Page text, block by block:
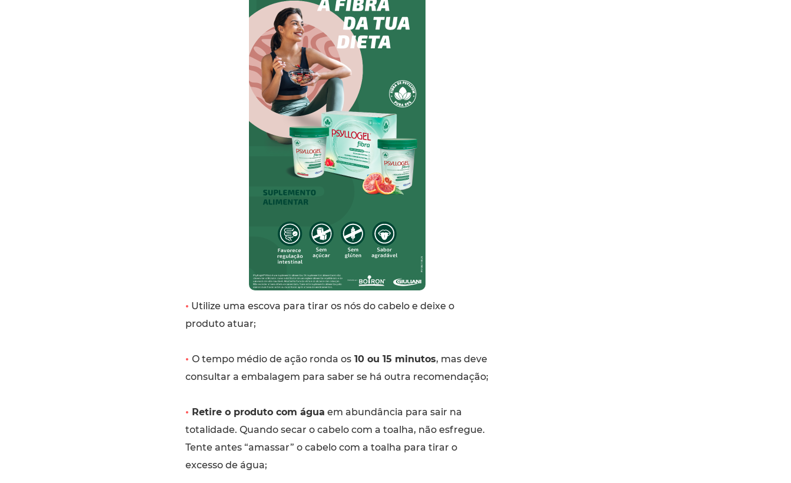
• Utilize uma escova para tirar os nós do cabelo e deixe o
produto atuar;
• O tempo médio de ação ronda os10 ou 15 minutos, mas deve
consultar a embalagem para saber se há outra recomendação;
• Retire o produto com água em abundância para sair na
totalidade. Quando secar o cabelo com a toalha, não esfregue.
Tente antes “amassar” o cabelo com a toalha para tirar o
excesso de água;